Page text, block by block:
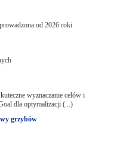
od 2026 roki
wyznaczanie celów i
dla optymalizacji (...)
grzybów